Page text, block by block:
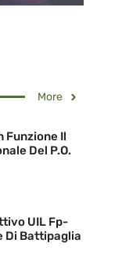
More
Funzione Il
Del P.O.
UIL Fp-
Di Battipaglia